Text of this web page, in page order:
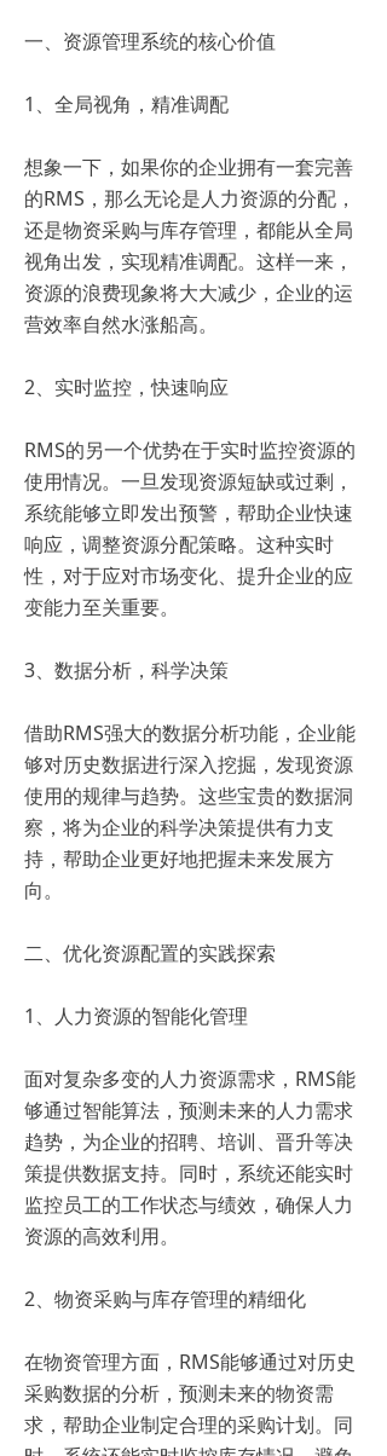
一、资源管理系统的核心价值
1、全局视角，精准调配
想象一下，如果你的企业拥有一套完善
的RMS，那么无论是人力资源的分配，
还是物资采购与库存管理，都能从全局
视角出发，实现精准调配。这样一来，
资源的浪费现象将大大减少，企业的运
营效率自然水涨船高。
2、实时监控，快速响应
RMS的另一个优势在于实时监控资源的
使用情况。一旦发现资源短缺或过剩，
系统能够立即发出预警，帮助企业快速
响应，调整资源分配策略。这种实时
性，对于应对市场变化、提升企业的应
变能力至关重要。
3、数据分析，科学决策
借助RMS强大的数据分析功能，企业能
够对历史数据进行深入挖掘，发现资源
使用的规律与趋势。这些宝贵的数据洞
察，将为企业的科学决策提供有力支
持，帮助企业更好地把握未来发展方
向。
二、优化资源配置的实践探索
1、人力资源的智能化管理
面对复杂多变的人力资源需求，RMS能
够通过智能算法，预测未来的人力需求
趋势，为企业的招聘、培训、晋升等决
策提供数据支持。同时，系统还能实时
监控员工的工作状态与绩效，确保人力
资源的高效利用。
2、物资采购与库存管理的精细化
在物资管理方面，RMS能够通过对历史
采购数据的分析，预测未来的物资需
求，帮助企业制定合理的采购计划。同